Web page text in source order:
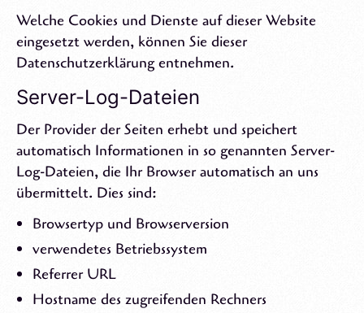
Welche Cookies und Dienste auf dieser Website
eingesetzt werden, können Sie dieser
Datenschutzerklärung entnehmen.
Server-Log-Dateien
Der Provider der Seiten erhebt und speichert
automatisch Informationen in so genannten Server-
Log-Dateien, die Ihr Browser automatisch an uns
übermittelt. Dies sind:
Browsertyp und Browserversion
verwendetes Betriebssystem
Referrer URL
Hostname des zugreifenden Rechners